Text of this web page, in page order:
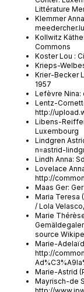
Littérature
Klemmer
Kollwitz
Commons
Koster Lou :
Krieps-
Krier-Becker
1957
Lefèvre Nina:
Lentz-
http://
Libens-
Luxembourg
Lindgren
n=astrid-
Lindh Anna:
Lovelace
http://
Maas Ger:
Maria Teresa
/ Lola
Marie
source
Marie-
http://
Marie-Astrid
Mayrisch-de